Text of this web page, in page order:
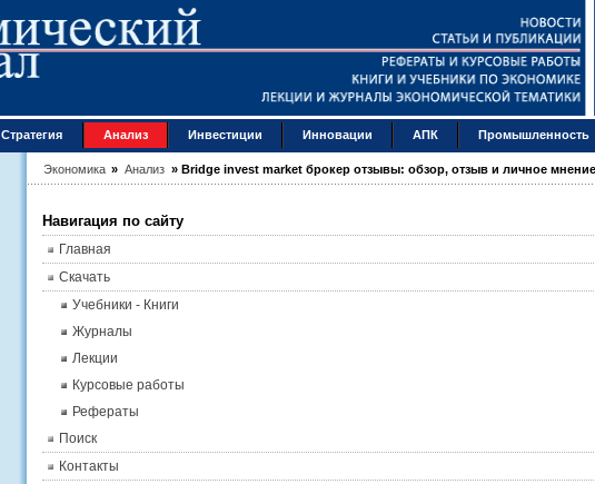
Стратегия Анализ Инвестиции Инновации АПК Промышленность
Экономика » Анализ » Bridge invest market брокер отзывы: обзор, отзыв и личное
Навигация по сайту
Главная
Скачать
Учебники - Книги
Журналы
Лекции
Курсовые работы
Рефераты
Поиск
Контакты